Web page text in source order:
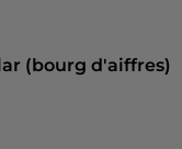
(bourg d'aiffres)